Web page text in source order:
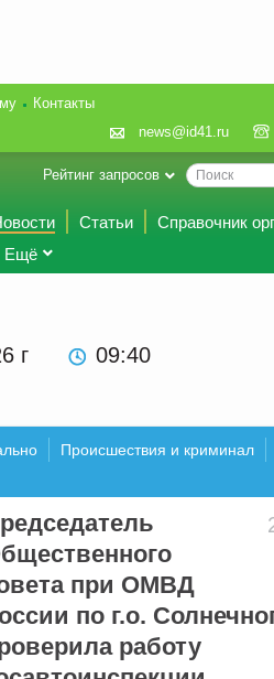
Контакты
news@id41.ru
Рейтинг запросов
Статьи
Справочник
Ещё
г 09:40
Происшествия и криминал
при ОМВД
по г.о.
работу